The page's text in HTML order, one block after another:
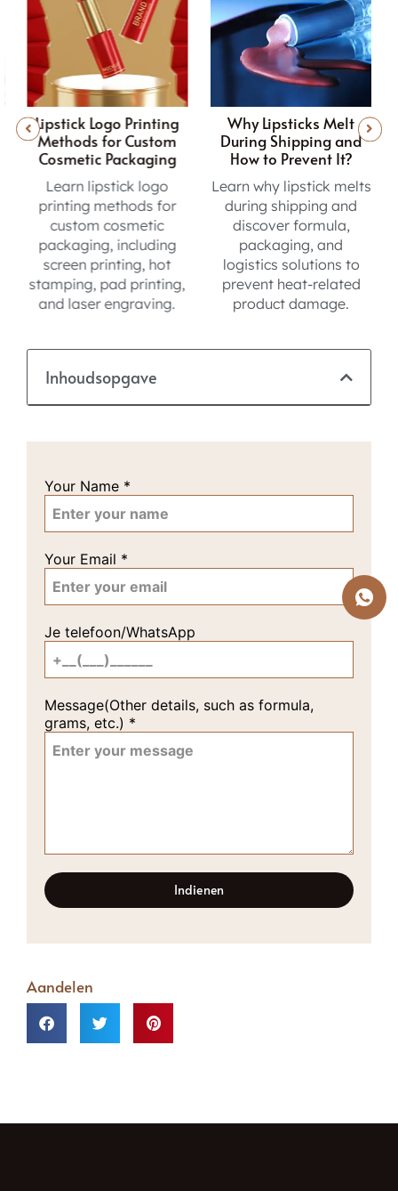
Lipstick Logo Printing
Methods for Custom
Cosmetic Packaging
Learn lipstick logo
printing methods for
custom cosmetic
packaging, including
screen printing, hot
stamping, pad printing,
and laser engraving.
Why Lipsticks Melt
During Shipping and
How to Prevent It?
Learn why lipstick melts
during shipping and
discover formula,
packaging, and
logistics solutions to
prevent heat-related
product damage.
Inhoudsopgave
Your Name *
Your Email *
Je telefoon/WhatsApp
Message(Other details, such as formula,
grams, etc.) *
Indienen
Aandelen